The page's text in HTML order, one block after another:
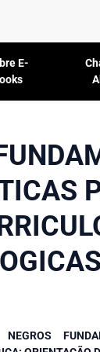
E-
NEGROS